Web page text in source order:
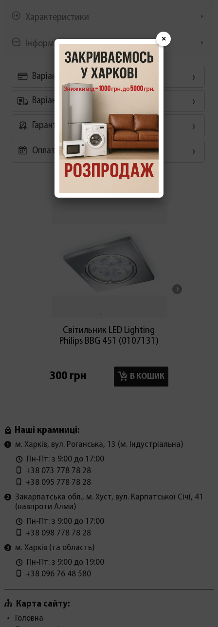
Характеристики
Інформація/демонстрація
Варіанти оплати
Варіанти доставки
Гарантія
Оплата частинами 0%
Схожі товари
Світильник LED Lighting
Philips BBG 451 (0107131)
300 грн В КОШИК
Наші крамниці:
м. Харків, вул. Роганська, 13 (м. Індустріальна)
Пн-Пт: з 9:00 до 17:00
+38 073 778 78 28
+38 095 778 78 28
Закарпатська обл., м. Хуст, вул. Карпатської Січі, 41
(навпроти Алми)
Пн-Пт: з 9:00 до 17:00
+38 098 778 78 28
м. Харків (та область)
Пн-Пт: з 9:00 до 19:00
+38 096 76 48 580
Карта сайту:
Головна
×